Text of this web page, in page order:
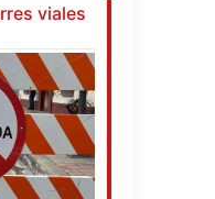
viales